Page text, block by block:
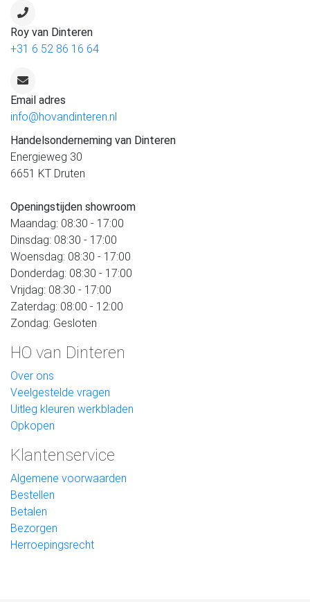
Roy van Dinteren
+31 6 52 86 16 64
Email adres
info@hovandinteren.nl
Handelsonderneming van Dinteren
Energieweg 30
6651 KT Druten
Openingstijden showroom
Maandag: 08:30 - 17:00
Dinsdag: 08:30 - 17:00
Woensdag: 08:30 - 17:00
Donderdag: 08:30 - 17:00
Vrijdag: 08:30 - 17:00
Zaterdag: 08:00 - 12:00
Zondag: Gesloten
HO van Dinteren
Over ons
Veelgestelde vragen
Uitleg kleuren werkbladen
Opkopen
Klantenservice
Algemene voorwaarden
Bestellen
Betalen
Bezorgen
Herroepingsrecht